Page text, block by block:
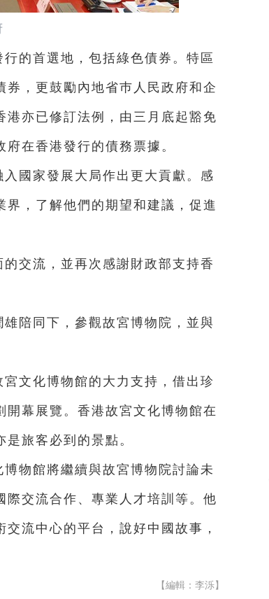
的首選地，包括綠色債券。特區
，更鼓勵內地省巿人民政府和企
亦已修訂法例，由三月底起豁免
在香港發行的債務票據。
國家發展大局作出更大貢獻。感
，了解他們的期望和建議，促進
交流，並再次感謝財政部支持香
陪同下，參觀故宮博物院，並與
文化博物館的大力支持，借出珍
幕展覽。香港故宮文化博物館在
旅客必到的景點。
物館將繼續與故宮博物院討論未
交流合作、專業人才培訓等。他
流中心的平台，說好中國故事，
【編輯：李泺】